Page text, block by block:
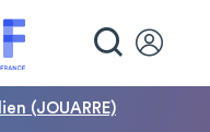
(JOUARRE)